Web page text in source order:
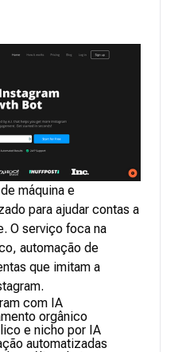
máquina e
para ajudar contas a
O serviço foca na
automação de
que imitam a
com IA
orgânico
e nicho por IA
automatizadas